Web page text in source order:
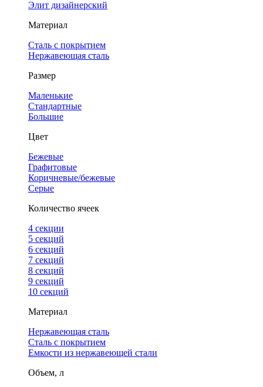
Элит дизайнерский
Материал
Сталь с покрытием
Нержавеющая сталь
Размер
Маленькие
Стандартные
Большие
Цвет
Бежевые
Графитовые
Коричневые/бежевые
Серые
Количество ячеек
4 cекции
5 секций
6 секций
7 секций
8 секций
9 секций
10 секций
Материал
Нержавеющая сталь
Сталь с покрытием
Емкости из нержавеющей стали
Объем, л